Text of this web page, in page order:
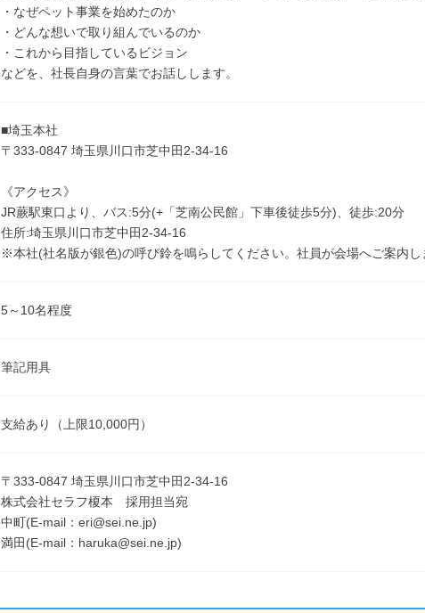
・なぜペット事業を始めたのか
・どんな想いで取り組んでいるのか
・これから目指しているビジョン
などを、社長自身の言葉でお話しします。
■埼玉本社
〒333-0847 埼玉県川口市芝中田2-34-16
《アクセス》
JR蕨駅東口より、バス:5分(+「芝南公民館」下車後徒歩5分)、徒歩:20分
住所:埼玉県川口市芝中田2-34-16
※本社(社名版が銀色)の呼び鈴を鳴らしてください。社員が会場へご案内し
5～10名程度
筆記用具
支給あり（上限10,000円）
〒333-0847 埼玉県川口市芝中田2-34-16
株式会社セラフ榎本 採用担当宛
中町(E-mail：eri@sei.ne.jp)
満田(E-mail：haruka@sei.ne.jp)